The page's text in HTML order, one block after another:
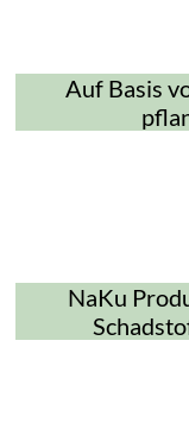
Auf Basis
NaKu